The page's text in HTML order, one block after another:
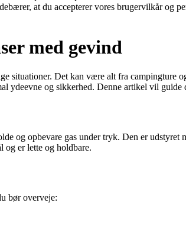
at du accepterer vores brugervilkår og
med gevind
situationer. Det kan være alt fra campingture
ydeevne og sikkerhed. Denne artikel vil
og opbevare gas under tryk. Den er
og er lette og holdbare.
bør overveje: